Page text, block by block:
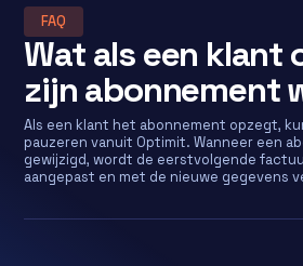
FAQ
Wat als een klant
zijn abonnement
Als een klant het abonnement opzegt,
pauzeren vanuit Optimit. Wanneer een
gewijzigd, wordt de eerstvolgende
aangepast en met de nieuwe gegevens